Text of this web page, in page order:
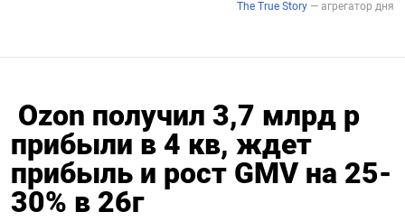
Ozon получил 3,7 млрд р
прибыли в 4 кв, ждет
прибыль и рост GMV на 25-
30% в 26г